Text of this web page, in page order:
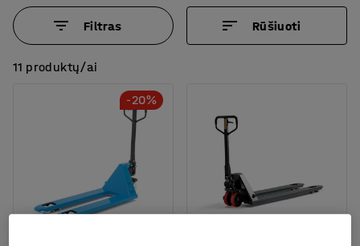
Filtras Rūšiuoti
11 produktų/ai
-20%